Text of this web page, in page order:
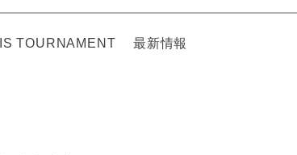
TOURNAMENT 最新情報